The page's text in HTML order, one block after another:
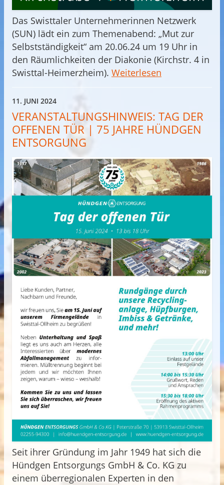
Das Swisttaler Unternehmerinnen Netzwerk
(SUN) lädt ein zum Themenabend: „Mut zur
Selbstständigkeit“ am 20.06.24 um 19 Uhr in
den Räumlichkeiten der Diakonie (Kirchstr. 4 in
Swisttal-Heimerzheim). Weiterlesen
11. JUNI 2024
VERANSTALTUNGSHINWEIS: TAG DER
OFFENEN TÜR | 75 JAHRE HÜNDGEN
ENTSORGUNG
Seit ihrer Gründung im Jahr 1949 hat sich die
Hündgen Entsorgungs GmbH & Co. KG zu
einem überregionalen Experten in den